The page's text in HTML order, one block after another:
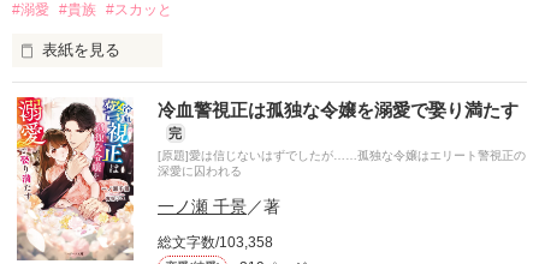
留学先のアメリカから帰国した私に家族は過剰なほど優しい。
家族のお願いは一つ！！
#溺愛 #貴族 #スカッと
表紙を見る
初めましての方も、こんにちはの方も、野中萌子です。
今作は久しぶりに現代を離れて、ヒストリカルロマンです。
懐かしくもあり手探り感もあり、ストーリーを膨らませており
ます。
溺愛×スカッとを皆様にお届けできることを願いつつ。
冷血警視正は孤独な令嬢を溺愛で娶り満たす
完
[原題]愛は信じないはずでしたが……孤独な令嬢はエリート警視正の
深愛に囚われる
一ノ瀬 千景／著
総文字数/103,358